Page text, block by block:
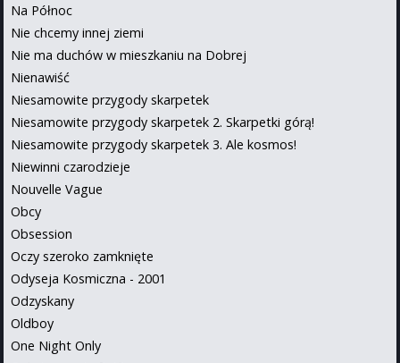
Na Północ
Nie chcemy innej ziemi
Nie ma duchów w mieszkaniu na Dobrej
Nienawiść
Niesamowite przygody skarpetek
Niesamowite przygody skarpetek 2. Skarpetki górą!
Niesamowite przygody skarpetek 3. Ale kosmos!
Niewinni czarodzieje
Nouvelle Vague
Obcy
Obsession
Oczy szeroko zamknięte
Odyseja Kosmiczna - 2001
Odzyskany
Oldboy
One Night Only